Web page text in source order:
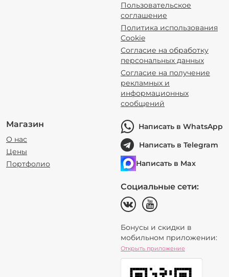
Пользовательское
соглашение
Политика использования
Cookie
Согласие на обработку
персональных данных
Согласие на получение
рекламных и
информационных
сообщений
Магазин
О нас
Цены
Портфолио
Написать в WhatsApp
Написать в Telegram
Написать в Max
Социальные сети:
Бонусы и скидки в
мобильном приложении:
Открыть приложение